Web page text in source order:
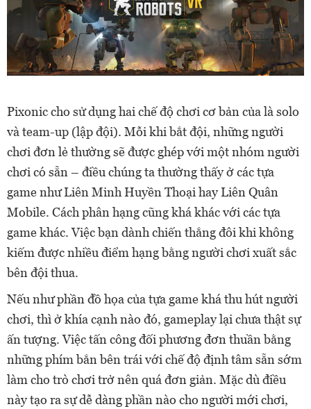
Pixonic cho sử dụng hai chế độ chơi cơ bản của là solo
và team-up (lập đội). Mỗi khi bắt đội, những người
chơi đơn lẻ thường sẽ được ghép với một nhóm người
chơi có sẵn – điều chúng ta thường thấy ở các tựa
game như Liên Minh Huyền Thoại hay Liên Quân
Mobile. Cách phân hạng cũng khá khác với các tựa
game khác. Việc bạn dành chiến thắng đôi khi không
kiếm được nhiều điểm hạng bằng người chơi xuất sắc
bên đội thua.
Nếu như phần đồ họa của tựa game khá thu hút người
chơi, thì ở khía cạnh nào đó, gameplay lại chưa thật sự
ấn tượng. Việc tấn công đối phương đơn thuần bằng
những phím bắn bên trái với chế độ định tâm sẵn sớm
làm cho trò chơi trở nên quá đơn giản. Mặc dù điều
này tạo ra sự dễ dàng phần nào cho người mới chơi,